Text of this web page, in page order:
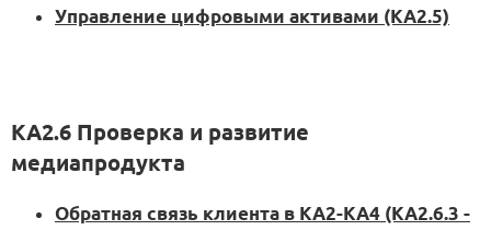
Управление цифровыми активами (KA2.5)
KA2.6 Проверка и развитие
медиапродукта
Обратная связь клиента в KA2-KA4 (KA2.6.3 -